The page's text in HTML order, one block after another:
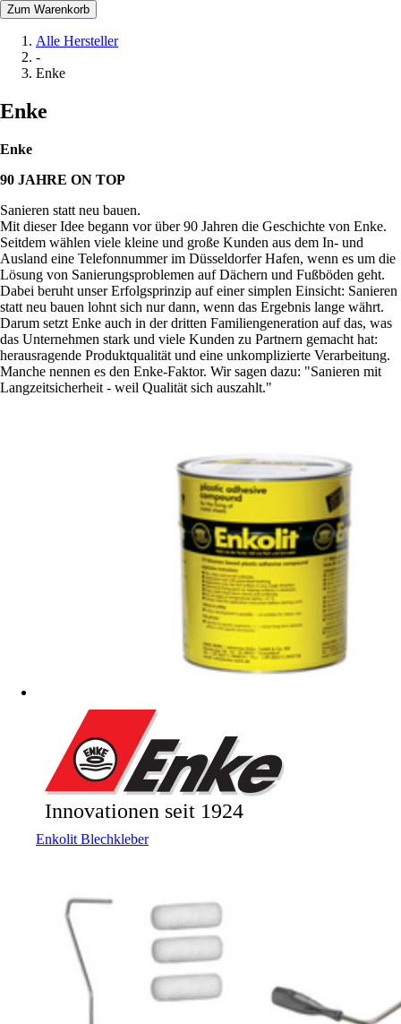
Zum Warenkorb
Alle Hersteller
-
Enke
Enke
Enke
90 JAHRE ON TOP
Sanieren statt neu bauen.
Mit dieser Idee begann vor über 90 Jahren die Geschichte von Enke.
Seitdem wählen viele kleine und große Kunden aus dem In- und
Ausland eine Telefonnummer im Düsseldorfer Hafen, wenn es um die
Lösung von Sanierungsproblemen auf Dächern und Fußböden geht.
Dabei beruht unser Erfolgsprinzip auf einer simplen Einsicht: Sanieren
statt neu bauen lohnt sich nur dann, wenn das Ergebnis lange währt.
Darum setzt Enke auch in der dritten Familiengeneration auf das, was
das Unternehmen stark und viele Kunden zu Partnern gemacht hat:
herausragende Produktqualität und eine unkomplizierte Verarbeitung.
Manche nennen es den Enke-Faktor. Wir sagen dazu: "Sanieren mit
Langzeitsicherheit - weil Qualität sich auszahlt."
Enkolit Blechkleber